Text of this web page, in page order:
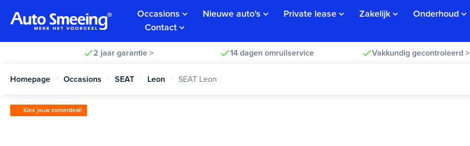
Occasions Nieuwe auto's Private lease Zakelijk Onderhoud
Contact
2 jaar garantie > 14 dagen omruilservice Vakkundig gecontroleerd >
Homepage Occasions SEAT Leon SEAT Leon
Kies jouw zomerdeal!